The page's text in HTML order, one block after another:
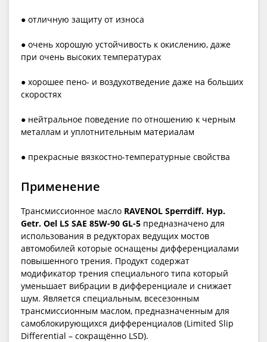
● отличную защиту от износа
● очень хорошую устойчивость к окислению, даже
при очень высоких температурах
● хорошее пено- и воздухотведение даже на больших
скоростях
● нейтральное поведение по отношению к черным
металлам и уплотнительным материалам
● прекрасные вязкостно-температурные свойства
Применение
Трансмиссионное масло RAVENOL Sperrdiff. Hyp.
Getr. Oel LS SAE 85W-90 GL-5 предназначено для
использования в редукторах ведущих мостов
автомобилей которые оснащены дифференциалами
повышенного трения. Продукт содержат
модификатор трения специального типа который
уменьшает вибрации в дифференциале и снижает
шум. Является специальным, всесезонным
трансмиссионным маслом, предназначенным для
самоблокирующихся дифференциалов (Limited Slip
Differential – сокращённо LSD).